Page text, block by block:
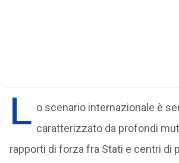
L o scenario internazionale è
caratterizzato da profondi
rapporti di forza fra Stati e centri di